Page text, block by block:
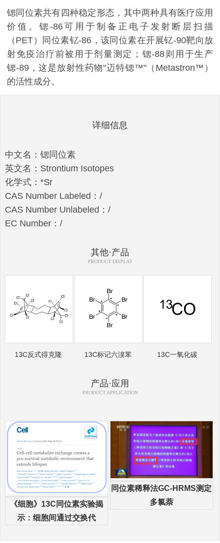
锶同位素共有四种稳定形态，其中两种具有医疗应用
价值。锶-86可用于制备正电子发射断层扫描
（PET）同位素钇-86，该同位素在开展钇-90靶向放
射免疫治疗前被用于剂量测定；锶-88则用于生产
锶-89，这是放射性药物"迈特锶™"（Metastron™）
的活性成分。
详细信息
中文名：锶同位素
英文名：Strontium Isotopes
化学式：*Sr
CAS Number Labeled：/
CAS Number Unlabeled：/
EC Number：/
其他·产品
PRODUCT DISPLAY
13C反式得克隆 13C标记六溴苯 13C一氧化碳
产品·应用
PRODUCT APPLICATION
《细胞》13C同位素实验揭
示：细胞间通过交换代
同位素稀释法GC-HRMS测定
多氯萘